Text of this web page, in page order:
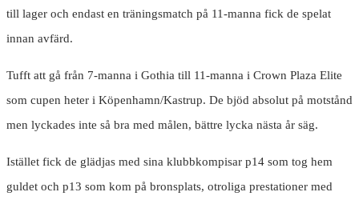
till lager och endast en träningsmatch på 11-manna fick de spelat
innan avfärd.
Tufft att gå från 7-manna i Gothia till 11-manna i Crown Plaza Elite
som cupen heter i Köpenhamn/Kastrup. De bjöd absolut på motstånd
men lyckades inte så bra med målen, bättre lycka nästa år säg.
Istället fick de glädjas med sina klubbkompisar p14 som tog hem
guldet och p13 som kom på bronsplats, otroliga prestationer med